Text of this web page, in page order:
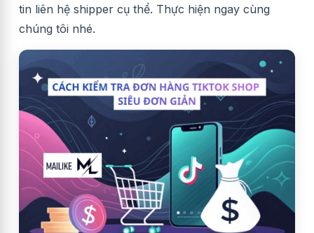
tin liên hệ shipper cụ thể. Thực hiện ngay cùng
chúng tôi nhé.